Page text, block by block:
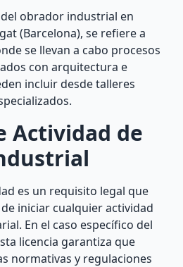
obrador industrial en
(Barcelona), se refiere a
se llevan a cabo procesos
con arquitectura e
incluir desde talleres
Actividad de
es un requisito legal que
iniciar cualquier actividad
En el caso específico del
licencia garantiza que
normativas y regulaciones